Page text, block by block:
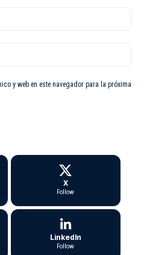
y web en este navegador para la próxima
X
Follow
LinkedIn
Follow